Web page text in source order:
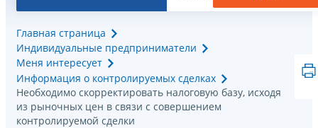
Главная страница
Индивидуальные предприниматели
Меня интересует
Информация о контролируемых сделках
Необходимо скорректировать налоговую базу, исходя
из рыночных цен в связи с совершением
контролируемой сделки